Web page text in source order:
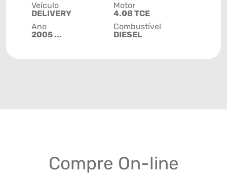
Veículo
DELIVERY
Ano
2005 ...
Motor
4.08 TCE
Combustível
DIESEL
Compre On-line